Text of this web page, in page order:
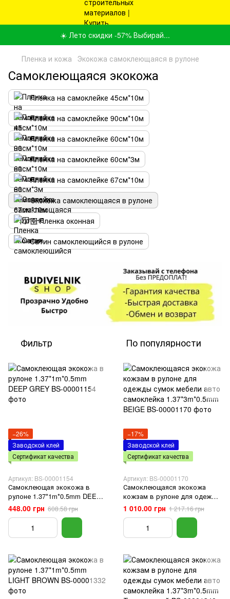
☀️ Лето скидки -57% Выбирай...
Пленка и кожа Экокожа самоклеющаяся в рулоне
Самоклеющаяся экокожа
Пленка на самоклейке 45см*10м
Пленка на самоклейке 90см*10м
Пленка на самоклейке 60см*10м
Пленка на самоклейке 60см*3м
Пленка на самоклейке 67см*10м
Экокожа самоклеющаяся в рулоне
🪟 Пленка оконная
Сатин самоклеющийся в рулоне
Фильтр По популярности
−26%
Заводской клей
Сертификат качества
Артикул: BS-00001154
Самоклеющая экокожа в
рулоне 1.37*1m*0.5mm DEEP
GREY
448.00 грн 608.58 грн
−17%
Заводской клей
Сертификат качества
Артикул: BS-00001170
Самоклеющаяся экокожа
кожзам в рулоне для одежды
сумок мебели авто
самоклейка 1.37*3m*0.5mm
1 010.00 грн 1 217.16 грн